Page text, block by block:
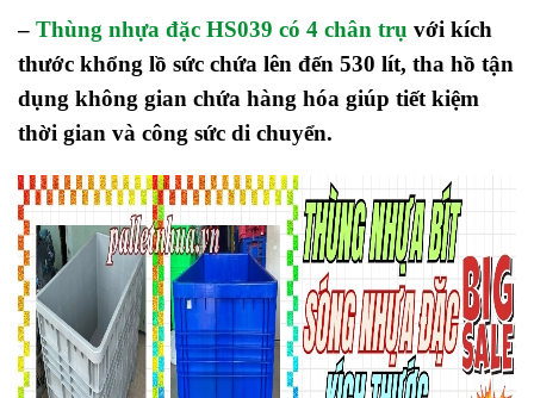
– Thùng nhựa đặc HS039 có 4 chân trụ với kích
thước khổng lồ sức chứa lên đến 530 lít, tha hồ tận
dụng không gian chứa hàng hóa giúp tiết kiệm
thời gian và công sức di chuyển.